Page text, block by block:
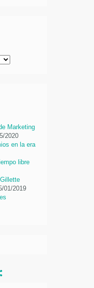
Marketing
2020
en la era
libre
01/2019